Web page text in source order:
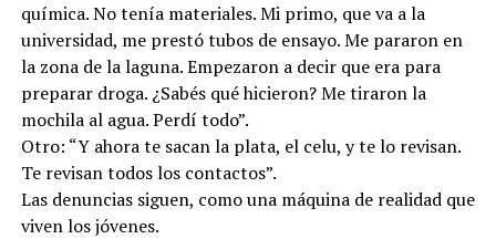
química. No tenía materiales. Mi primo, que va a la
universidad, me prestó tubos de ensayo. Me pararon en
la zona de la laguna. Empezaron a decir que era para
preparar droga. ¿Sabés qué hicieron? Me tiraron la
mochila al agua. Perdí todo”.
Otro: “Y ahora te sacan la plata, el celu, y te lo revisan.
Te revisan todos los contactos”.
Las denuncias siguen, como una máquina de realidad que
viven los jóvenes.